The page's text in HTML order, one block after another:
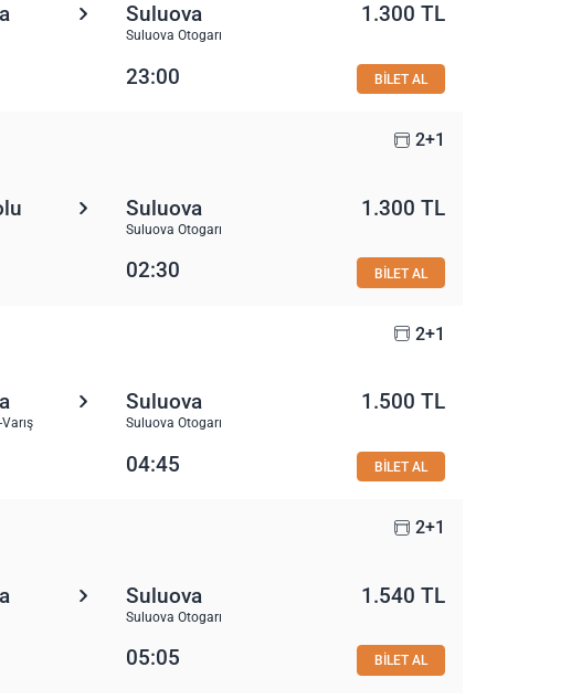
Suluova
Suluova Otogarı
1.300 TL
23:00 BİLET AL
2+1
Suluova
Suluova Otogarı
1.300 TL
02:30 BİLET AL
2+1
Suluova
Suluova Otogarı
1.500 TL
04:45 BİLET AL
2+1
Suluova
Suluova Otogarı
1.540 TL
05:05 BİLET AL